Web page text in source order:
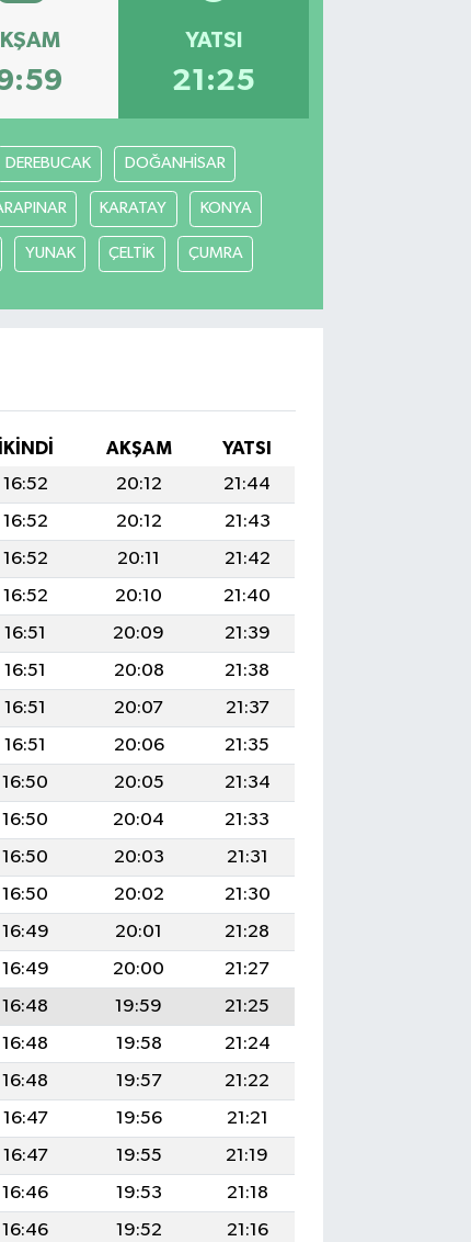
YATSI
21:25
DEREBUCAK DOĞANHİSAR
KARATAY KONYA
YUNAK ÇELTİK ÇUMRA
İKINDI AKŞAM
YATSI
16:52 20:12
21:44
16:52 20:12
21:43
16:52 20:11
21:42
16:52 20:10
21:40
16:51 20:09
21:39
16:51 20:08
21:38
16:51 20:07
21:37
16:51 20:06
21:35
16:50 20:05
21:34
16:50 20:04
21:33
16:50 20:03
21:31
16:50 20:02
21:30
16:49 20:01
21:28
16:49 20:00
21:27
16:48 19:59
21:25
16:48 19:58
21:24
16:48 19:57
21:22
16:47 19:56
21:21
16:47 19:55
21:19
16:46 19:53
21:18
16:46 19:52
21:16